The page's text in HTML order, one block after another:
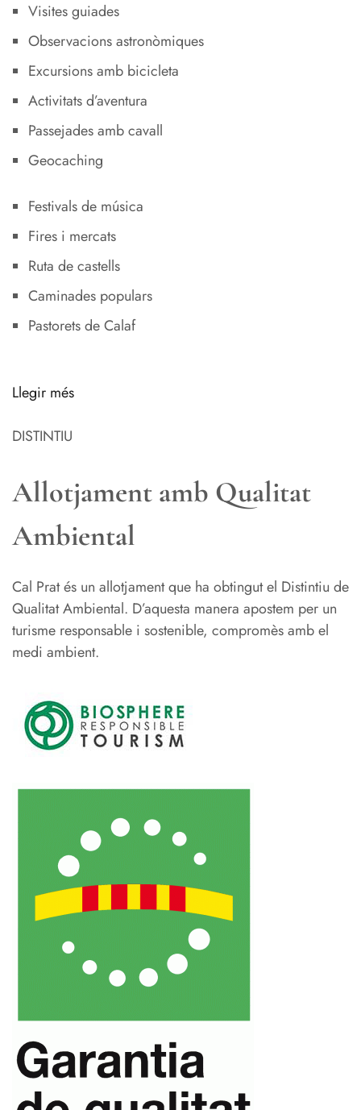
Visites guiades
Observacions astronòmiques
Excursions amb bicicleta
Activitats d’aventura
Passejades amb cavall
Geocaching
Festivals de música
Fires i mercats
Ruta de castells
Caminades populars
Pastorets de Calaf
Llegir més
DISTINTIU
Allotjament amb Qualitat
Ambiental
Cal Prat és un allotjament que ha obtingut el Distintiu de
Qualitat Ambiental. D’aquesta manera apostem per un
turisme responsable i sostenible, compromès amb el
medi ambient.